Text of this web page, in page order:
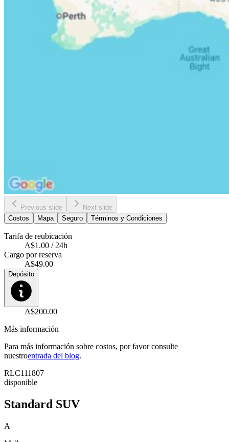
Previous slide
Next slide
Costos
Mapa Seguro Términos y Condiciones
Tarifa de reubicación
A$1.00 / 24h
Cargo por reserva
A$49.00
Depósito
A$200.00
Más información
Para más información sobre costos, por favor consulte
nuestroentrada del blog.
RLC111807
disponible
Standard SUV
A